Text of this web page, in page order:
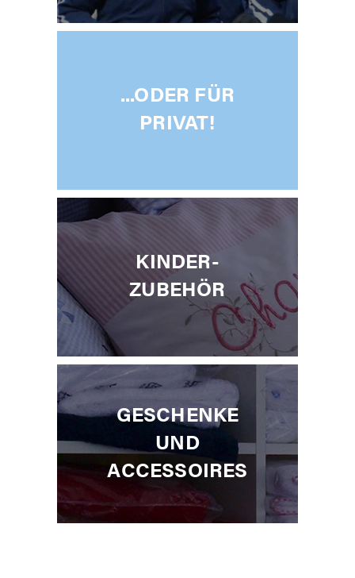
...ODER FÜR
PRIVAT!
KINDER­
ZUBEHÖR
GESCHENKE
UND
ACCESSOIRES